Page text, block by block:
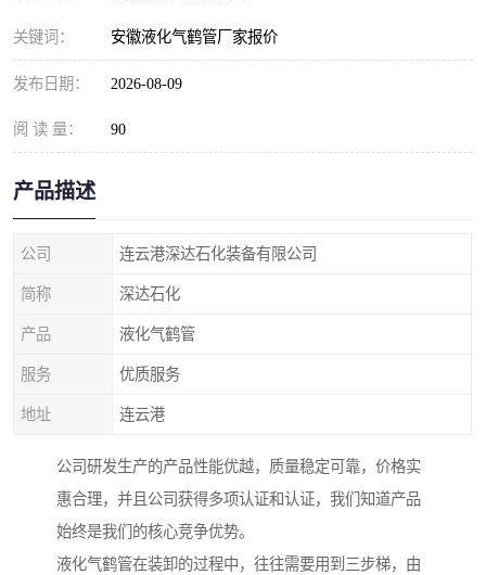
关键词： 安徽液化气鹤管厂家报价
发布日期： 2026-08-09
阅 读 量： 90
产品描述
公司 连云港深达石化装备有限公司
简称 深达石化
产品 液化气鹤管
服务 优质服务
地址 连云港
公司研发生产的产品性能优越，质量稳定可靠，价格实
惠合理，并且公司获得多项认证和认证，我们知道产品
始终是我们的核心竞争优势。
液化气鹤管在装卸的过程中，往往需要用到三步梯，由